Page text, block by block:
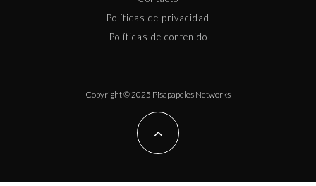
Políticas de privacidad
Políticas de contenido
Copyright © 2025 Pisapapeles Networks